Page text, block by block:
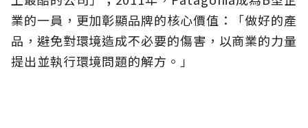
業的一員，更加彰顯品牌的核心價值：「做好的產
品，避免對環境造成不必要的傷害，以商業的力量
提出並執行環境問題的解方。」